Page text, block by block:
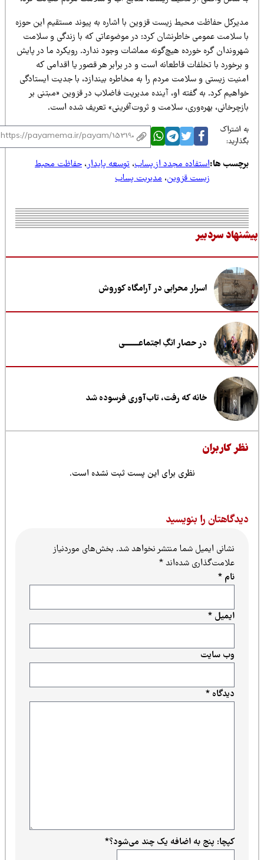
حفاظت محیط زیست قزوین با اشاره به پیوند مستقیم این حوزه
سلامت عمومی خاطرنشان کرد: در موضوعاتی که با زندگی و سلامت
گره خورده هیچ‌گونه مماشات وجود ندارد. رویکرد ما در پایش
برخورد با تخلفات قاطعانه است و در برابر هر قصور یا اقدامی که
زیستی و سلامت مردم را به مخاطره بیندازد، با جدیت ایستادگی
کرد. به گفته او، آینده مدیریت فاضلاب در قزوین «مبتنی بر
بهره‌وری، سلامت و ثروت‌آفرینی» تعریف شده است.
اشتراک
ها:استفاده مجدد از پساب،توسعه پایدار،حفاظت محیط
زیست قزوین،مدیریت پساب
سردبیر
اسرار محرابی در آرامگاه کوروش
در حصار انگِ اجتماعــــــــی
خانه که رفت، تاب‌آوری فرسوده شد
کاربران
نظری برای این پست ثبت نشده است.
را بنویسید
نشانی ایمیل شما منتشر نخواهد شد.بخش‌های موردنیاز
علامت‌گذاری شده‌اند*
دیدگاه*
ایمیل*
وب‌ سایت
کپچا: پنج به اضافه یک چند می‌شود؟*